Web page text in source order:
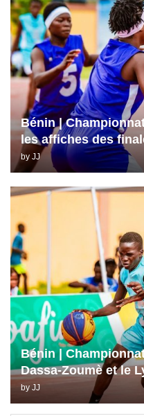
Bénin |
les affiches des
by JJ
Bénin |
Dassa-Zoumè et le
by JJ